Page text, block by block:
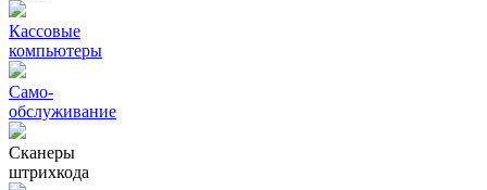
Кассовые
компьютеры
Само-
обслуживание
Сканеры
штрихкода